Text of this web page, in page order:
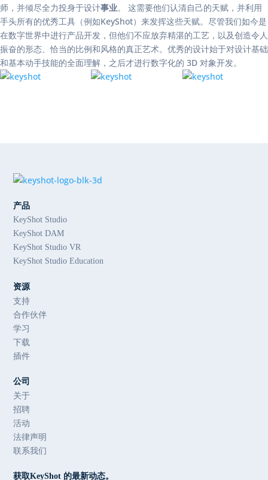
师，并倾尽全力投身于设计事业。 这需要他们认清自己的天赋，并利用
手头所有的优秀工具（例如KeyShot）来发挥这些天赋。尽管我们如今是
在数字世界中进行产品开发，但他们不应放弃精湛的工艺，以及创造令人
振奋的形态、恰当的比例和风格的真正艺术。优秀的设计始于对设计基础
和基本动手技能的全面理解，之后才进行数字化的 3D 对象开发。
产品
KeyShot Studio
KeyShot DAM
KeyShot Studio VR
KeyShot Studio Education
资源
支持
合作伙伴
学习
下载
插件
公司
关于
招聘
活动
法律声明
联系我们
获取KeyShot 的最新动态。